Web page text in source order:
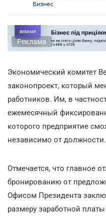
Бизнес
Реклама
Экономический комитет
законопроект, который
работников. Им, в
ежемесячный
которого предприятие
независимо от
Отмечается, что главное
бронированию от
Офисом Президента
размеру заработной